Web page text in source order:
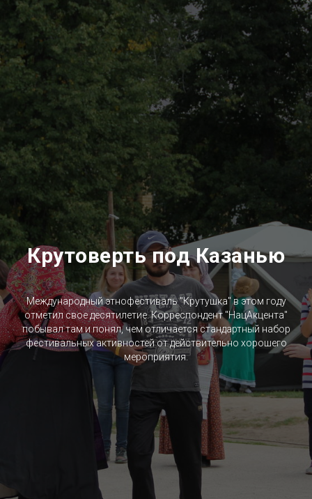
Крутоверть под Казанью
Международный этнофестиваль "Крутушка" в этом году
отметил свое десятилетие. Корреспондент "НацАкцента"
побывал там и понял, чем отличается стандартный набор
фестивальных активностей от действительно хорошего
мероприятия.